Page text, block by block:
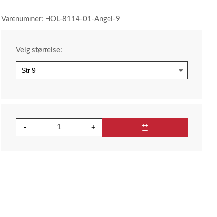
Varenummer: HOL-8114-01-Angel-9
Velg størrelse: